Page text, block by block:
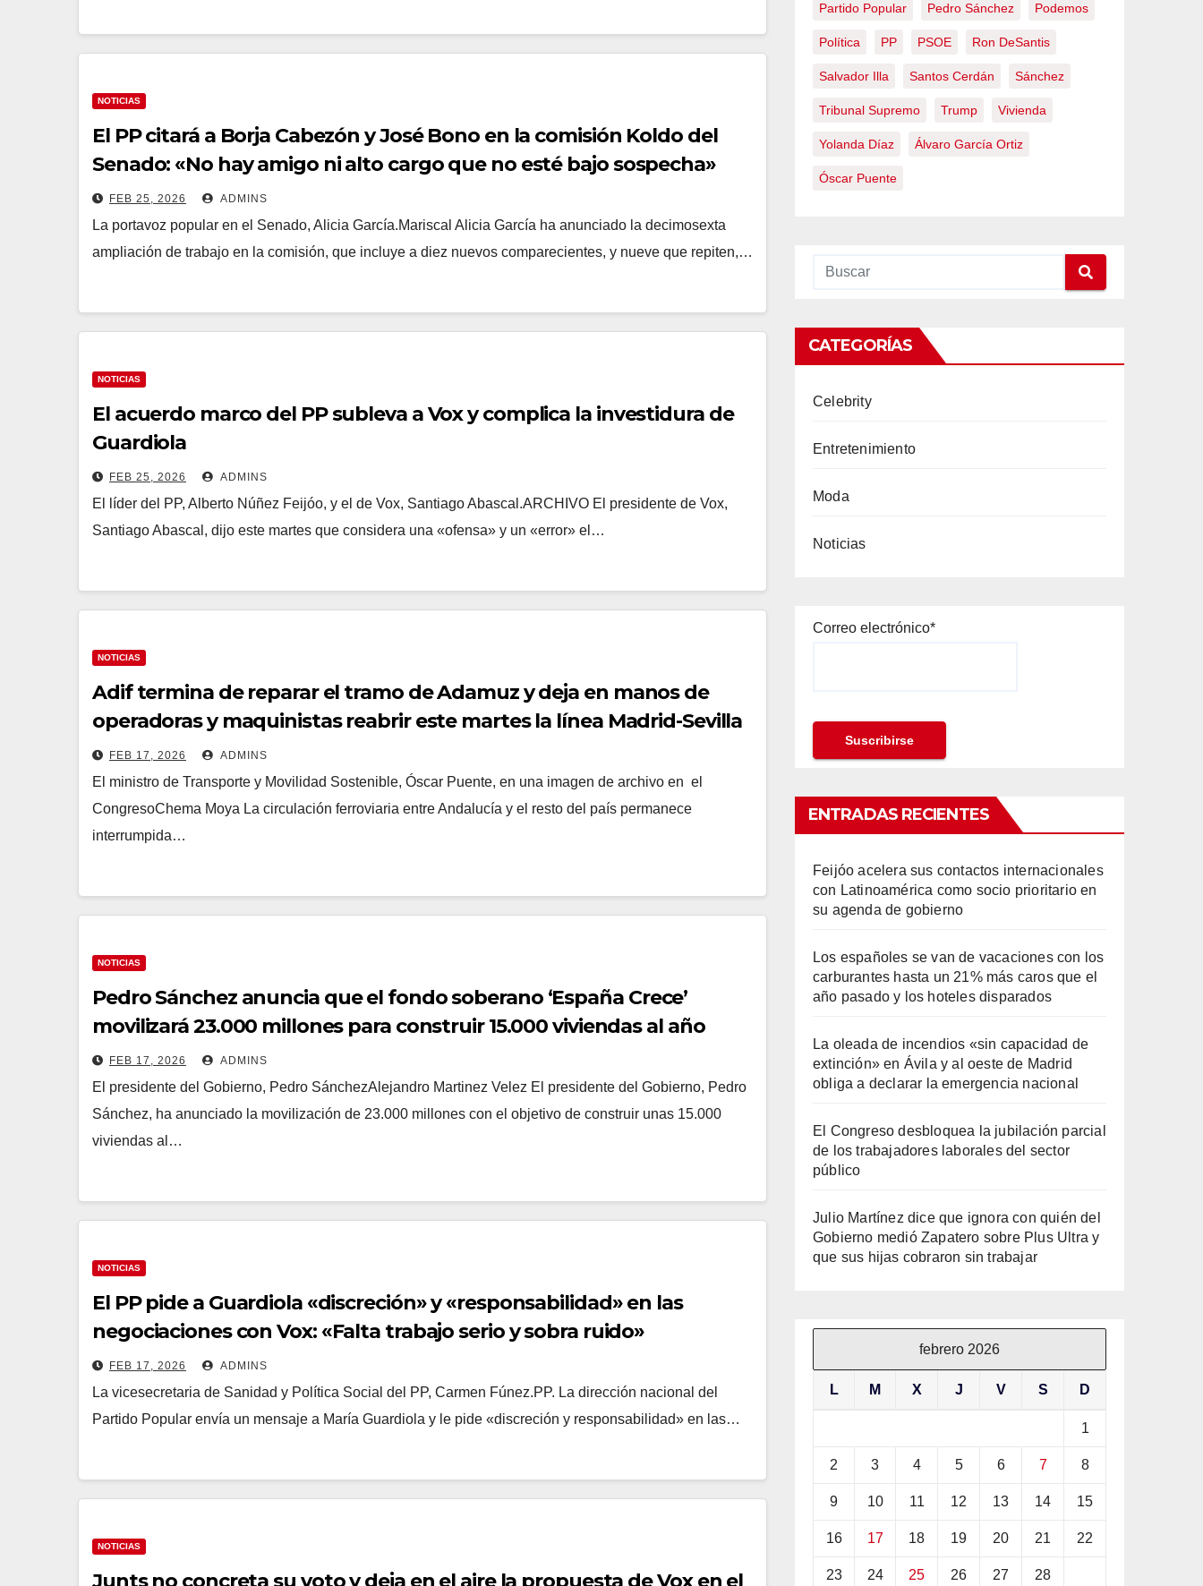
NOTICIAS
El PP citará a Borja Cabezón y José Bono en la comisión Koldo del
Senado: «No hay amigo ni alto cargo que no esté bajo sospecha»
FEB 25, 2026 ADMINS
La portavoz popular en el Senado, Alicia García.Mariscal Alicia García ha anunciado la decimosexta
ampliación de trabajo en la comisión, que incluye a diez nuevos comparecientes, y nueve que repiten,…
NOTICIAS
El acuerdo marco del PP subleva a Vox y complica la investidura de
Guardiola
FEB 25, 2026 ADMINS
El líder del PP, Alberto Núñez Feijóo, y el de Vox, Santiago Abascal.ARCHIVO El presidente de Vox,
Santiago Abascal, dijo este martes que considera una «ofensa» y un «error» el…
NOTICIAS
Adif termina de reparar el tramo de Adamuz y deja en manos de
operadoras y maquinistas reabrir este martes la línea Madrid-Sevilla
FEB 17, 2026 ADMINS
El ministro de Transporte y Movilidad Sostenible, Óscar Puente, en una imagen de archivo en el
CongresoChema Moya La circulación ferroviaria entre Andalucía y el resto del país permanece
interrumpida…
NOTICIAS
Pedro Sánchez anuncia que el fondo soberano ‘España Crece’
movilizará 23.000 millones para construir 15.000 viviendas al año
FEB 17, 2026 ADMINS
El presidente del Gobierno, Pedro SánchezAlejandro Martinez Velez El presidente del Gobierno, Pedro
Sánchez, ha anunciado la movilización de 23.000 millones con el objetivo de construir unas 15.000
viviendas al…
NOTICIAS
El PP pide a Guardiola «discreción» y «responsabilidad» en las
negociaciones con Vox: «Falta trabajo serio y sobra ruido»
FEB 17, 2026 ADMINS
La vicesecretaria de Sanidad y Política Social del PP, Carmen Fúnez.PP. La dirección nacional del
Partido Popular envía un mensaje a María Guardiola y le pide «discreción y responsabilidad» en las…
NOTICIAS
Junts no concreta su voto y deja en el aire la propuesta de Vox en el
Partido Popular Pedro Sánchez Podemos
Política PP PSOE Ron DeSantis
Salvador Illa Santos Cerdán Sánchez
Tribunal Supremo Trump Vivienda
Yolanda Díaz Álvaro García Ortiz
Óscar Puente
CATEGORÍAS
Celebrity
Entretenimiento
Moda
Noticias
Correo electrónico*
ENTRADAS RECIENTES
Feijóo acelera sus contactos internacionales
con Latinoamérica como socio prioritario en
su agenda de gobierno
Los españoles se van de vacaciones con los
carburantes hasta un 21% más caros que el
año pasado y los hoteles disparados
La oleada de incendios «sin capacidad de
extinción» en Ávila y al oeste de Madrid
obliga a declarar la emergencia nacional
El Congreso desbloquea la jubilación parcial
de los trabajadores laborales del sector
público
Julio Martínez dice que ignora con quién del
Gobierno medió Zapatero sobre Plus Ultra y
que sus hijas cobraron sin trabajar
febrero 2026
L M X J V S D
1
2 3 4 5 6 7 8
9 10 11 12 13 14 15
16 17 18 19 20 21 22
23 24 25 26 27 28